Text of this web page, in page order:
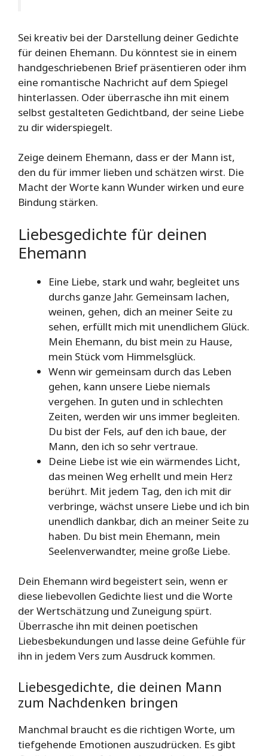
Sei kreativ bei der Darstellung deiner Gedichte
für deinen Ehemann. Du könntest sie in einem
handgeschriebenen Brief präsentieren oder ihm
eine romantische Nachricht auf dem Spiegel
hinterlassen. Oder überrasche ihn mit einem
selbst gestalteten Gedichtband, der seine Liebe
zu dir widerspiegelt.
Zeige deinem Ehemann, dass er der Mann ist,
den du für immer lieben und schätzen wirst. Die
Macht der Worte kann Wunder wirken und eure
Bindung stärken.
Liebesgedichte für deinen
Ehemann
Eine Liebe, stark und wahr, begleitet uns
durchs ganze Jahr. Gemeinsam lachen,
weinen, gehen, dich an meiner Seite zu
sehen, erfüllt mich mit unendlichem Glück.
Mein Ehemann, du bist mein zu Hause,
mein Stück vom Himmelsglück.
Wenn wir gemeinsam durch das Leben
gehen, kann unsere Liebe niemals
vergehen. In guten und in schlechten
Zeiten, werden wir uns immer begleiten.
Du bist der Fels, auf den ich baue, der
Mann, den ich so sehr vertraue.
Deine Liebe ist wie ein wärmendes Licht,
das meinen Weg erhellt und mein Herz
berührt. Mit jedem Tag, den ich mit dir
verbringe, wächst unsere Liebe und ich bin
unendlich dankbar, dich an meiner Seite zu
haben. Du bist mein Ehemann, mein
Seelenverwandter, meine große Liebe.
Dein Ehemann wird begeistert sein, wenn er
diese liebevollen Gedichte liest und die Worte
der Wertschätzung und Zuneigung spürt.
Überrasche ihn mit deinen poetischen
Liebesbekundungen und lasse deine Gefühle für
ihn in jedem Vers zum Ausdruck kommen.
Liebesgedichte, die deinen Mann
zum Nachdenken bringen
Manchmal braucht es die richtigen Worte, um
tiefgehende Emotionen auszudrücken. Es gibt